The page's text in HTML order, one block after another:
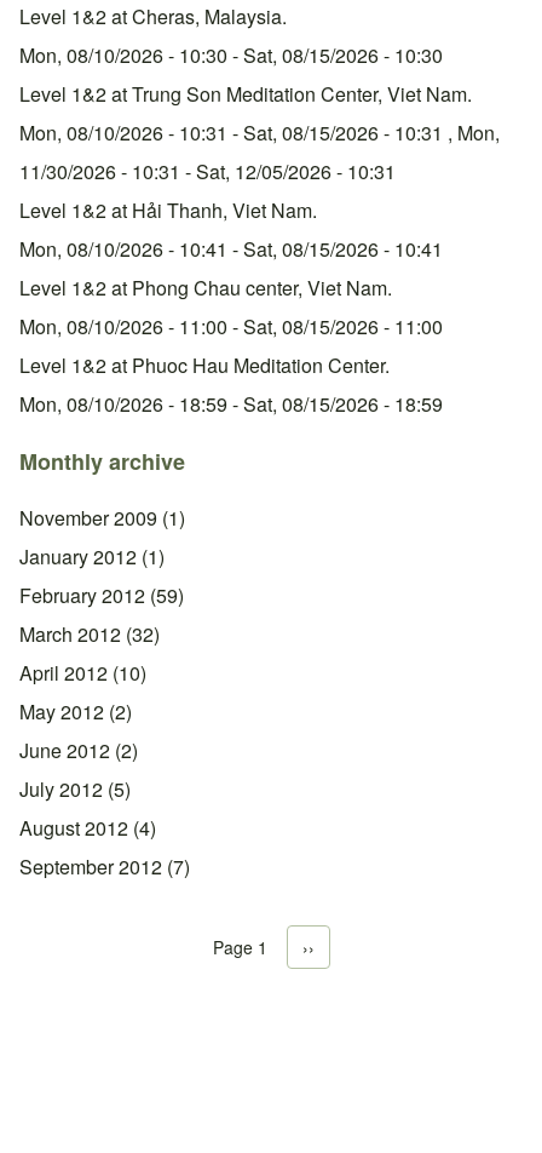
Level 1&2 at Cheras, Malaysia.
Mon, 08/10/2026 - 10:30 -Sat, 08/15/2026 - 10:30
Level 1&2 at Trung Son Meditation Center, Viet Nam.
Mon, 08/10/2026 - 10:31 -Sat, 08/15/2026 - 10:31 , Mon,
11/30/2026 - 10:31 -Sat, 12/05/2026 - 10:31
Level 1&2 at Hải Thanh, Viet Nam.
Mon, 08/10/2026 - 10:41 -Sat, 08/15/2026 - 10:41
Level 1&2 at Phong Chau center, Viet Nam.
Mon, 08/10/2026 - 11:00 -Sat, 08/15/2026 - 11:00
Level 1&2 at Phuoc Hau Meditation Center.
Mon, 08/10/2026 - 18:59 -Sat, 08/15/2026 - 18:59
Monthly archive
November 2009 (1)
January 2012 (1)
February 2012 (59)
March 2012 (32)
April 2012 (10)
May 2012 (2)
June 2012 (2)
July 2012 (5)
August 2012 (4)
September 2012 (7)
Pagination
Page 1 Next page
››